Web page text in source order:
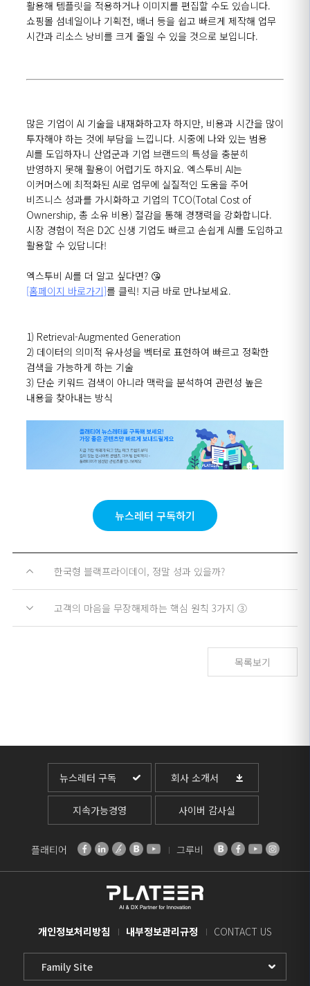
활용해 템플릿을 적용하거나 이미지를 편집할 수도 있습니다.
쇼핑몰 섬네일이나 기획전, 배너 등을 쉽고 빠르게 제작해 업무
시간과 리소스 낭비를 크게 줄일 수 있을 것으로 보입니다.
많은 기업이 AI 기술을 내재화하고자 하지만, 비용과 시간을 많이
투자해야 하는 것에 부담을 느낍니다. 시중에 나와 있는 범용
AI를 도입하자니 산업군과 기업 브랜드의 특성을 충분히
반영하지 못해 활용이 어렵기도 하지요. 엑스투비 AI는
이커머스에 최적화된 AI로 업무에 실질적인 도움을 주어
비즈니스 성과를 가시화하고 기업의 TCO(Total Cost of
Ownership, 총 소유 비용) 절감을 통해 경쟁력을 강화합니다.
시장 경험이 적은 D2C 신생 기업도 빠르고 손쉽게 AI를 도입하고
활용할 수 있답니다!
엑스투비 AI를 더 알고 싶다면? 😘
[홈페이지 바로가기]를 클릭! 지금 바로 만나보세요.
1) Retrieval-Augmented Generation
2) 데이터의 의미적 유사성을 벡터로 표현하여 빠르고 정확한
검색을 가능하게 하는 기술
3) 단순 키워드 검색이 아니라 맥락을 분석하여 관련성 높은
내용을 찾아내는 방식
뉴스레터 구독하기
한국형 블랙프라이데이, 정말 성과 있을까?
고객의 마음을 무장해제하는 핵심 원칙 3가지 ③
목록보기
뉴스레터 구독 회사 소개서
지속가능경영 사이버 감사실
플래티어 그루비
개인정보처리방침 내부정보관리규정 CONTACT US